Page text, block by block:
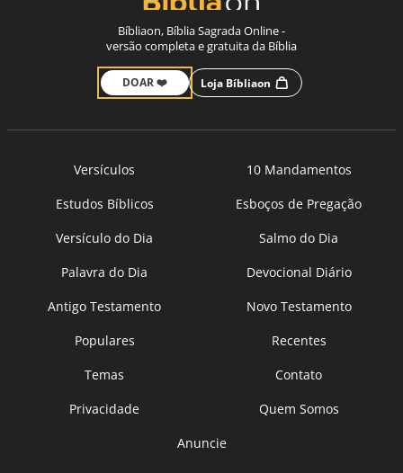
Bíbliaon, Bíblia Sagrada Online -
versão completa e gratuita da Bíblia
DOAR ❤️ Loja Bíbliaon
Versículos
10 Mandamentos
Estudos Bíblicos
Esboços de Pregação
Versículo do Dia
Salmo do Dia
Palavra do Dia
Devocional Diário
Antigo Testamento
Novo Testamento
Populares
Recentes
Temas
Contato
Privacidade
Quem Somos
Anuncie